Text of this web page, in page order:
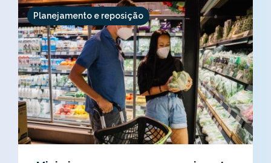
Planejamento e reposição